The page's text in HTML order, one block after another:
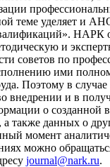
теме уделяет и
НАРК
и
советов по
ими
Поэтому в случае
внедрении и в
о созданной
а также данных о
момент
можно
journal@nark.ru.